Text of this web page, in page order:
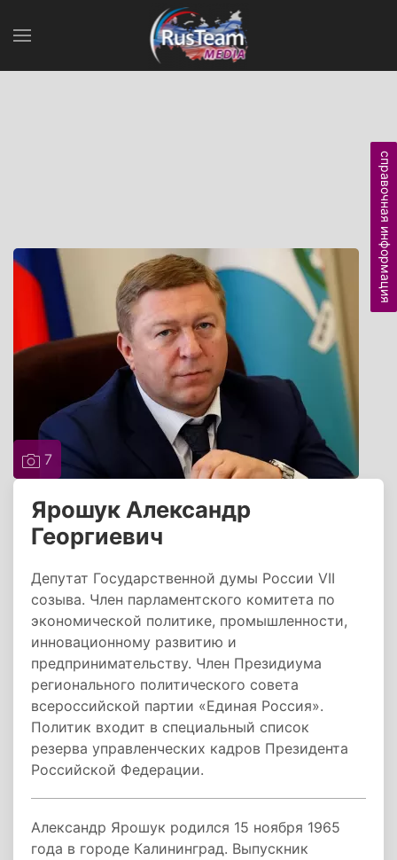
7
Ярошук Александр
Георгиевич
Депутат Государственной думы России VII
созыва. Член парламентского комитета по
экономической политике, промышленности,
инновационному развитию и
предпринимательству. Член Президиума
регионального политического совета
всероссийской партии «Единая Россия».
Политик входит в специальный список
резерва управленческих кадров Президента
Российской Федерации.
Александр Ярошук родился 15 ноября 1965
года в городе Калининград. Выпускник
справочная информация